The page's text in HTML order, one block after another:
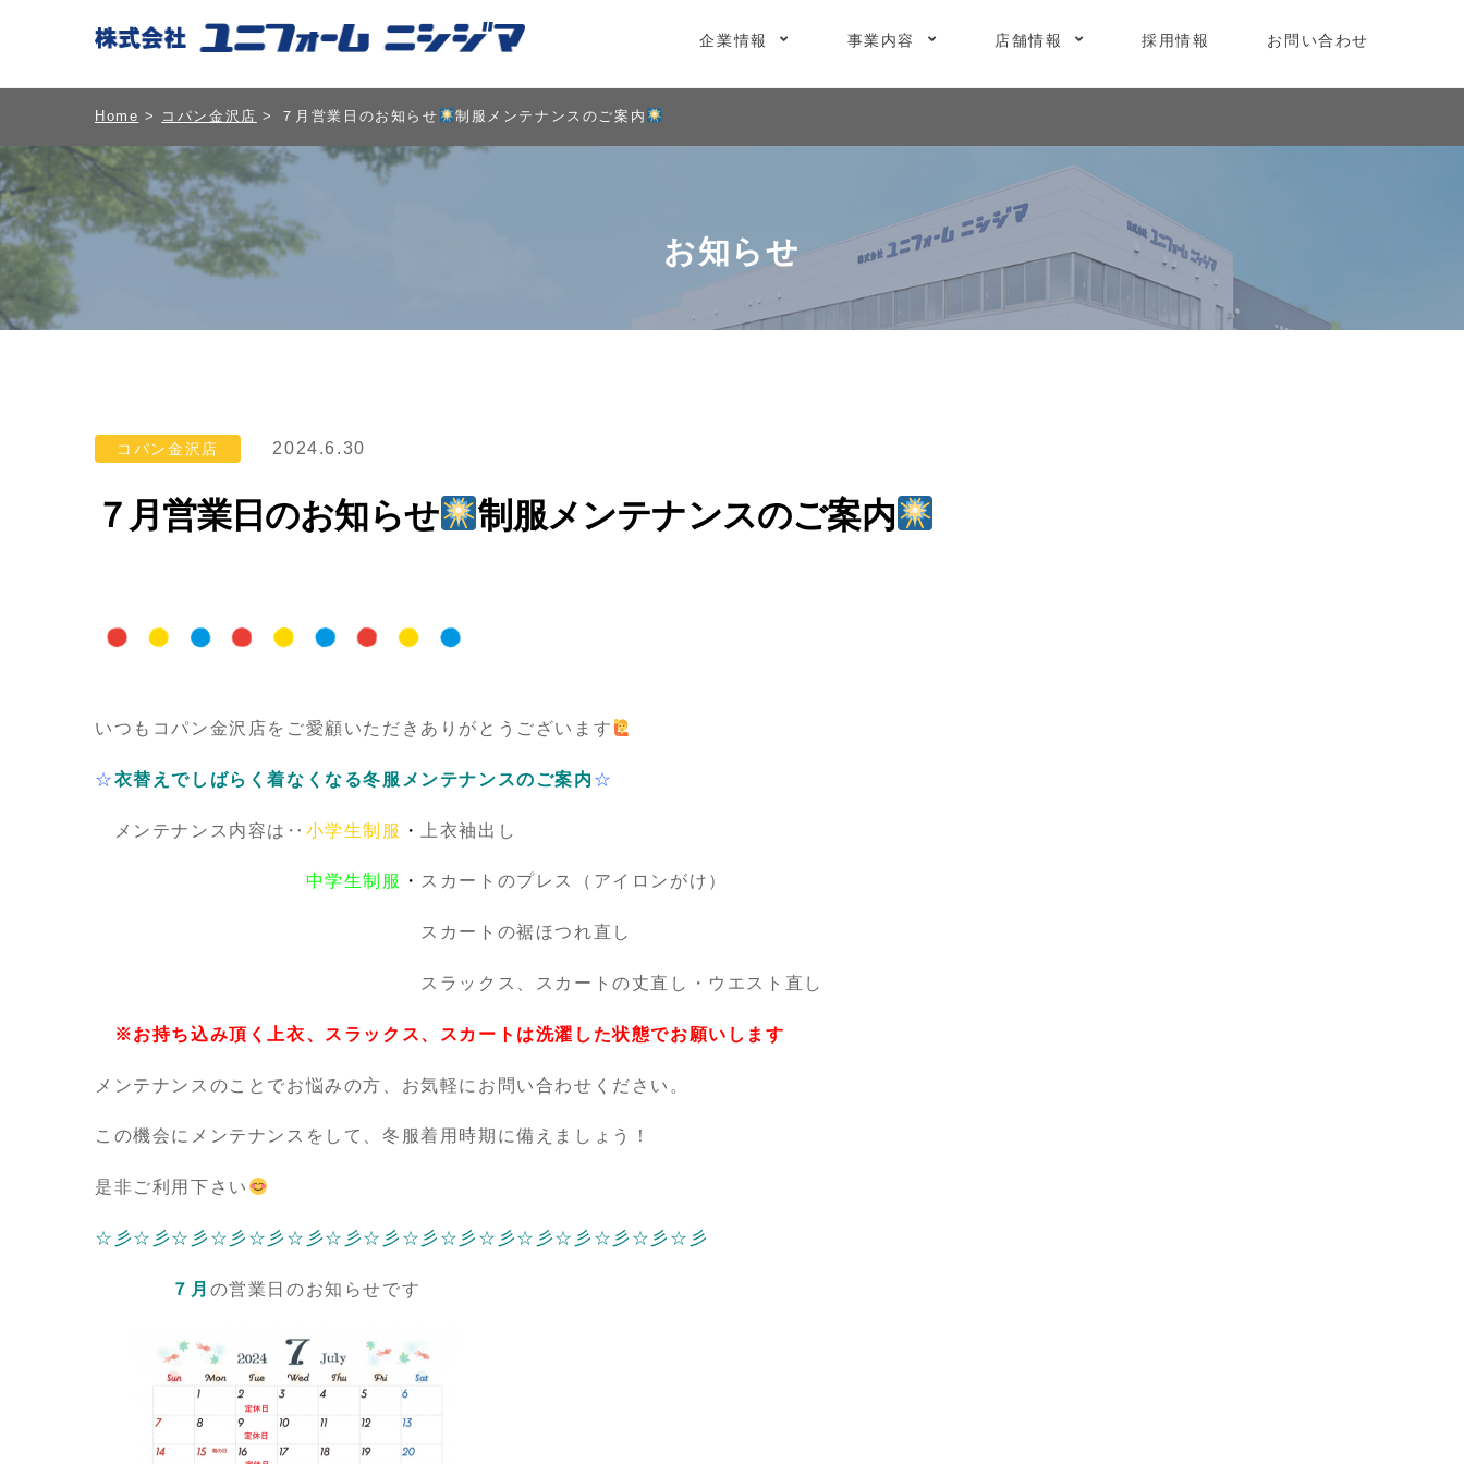
企業情報 事業内容 店舗情報 採用情報 お問い合わせ
Home > コパン金沢店 > ７月営業日のお知らせ 制服メンテナンスのご案内
お知らせ
コパン金沢店 2024.6.30
７月営業日のお知らせ 制服メンテナンスのご案内
いつもコパン金沢店をご愛顧いただきありがとうございます
☆衣替えでしばらく着なくなる冬服メンテナンスのご案内 ☆
メンテナンス内容は‥ 小学生制服 ・ 上衣袖出し
中学生制服 ・ スカートのプレス（アイロンがけ）
スカートの裾ほつれ直し
スラックス、スカートの丈直し・ウエスト直し
※お持ち込み頂く上衣、スラックス、スカートは洗濯した状態でお願いします
メンテナンスのことでお悩みの方、お気軽にお問い合わせください。
この機会にメンテナンスをして、冬服着用時期に備えましょう！
是非ご利用下さい
☆彡☆彡☆彡☆彡☆彡☆彡☆彡☆彡☆彡☆彡☆彡☆彡☆彡☆彡☆彡☆彡
７月 の営業日のお知らせです